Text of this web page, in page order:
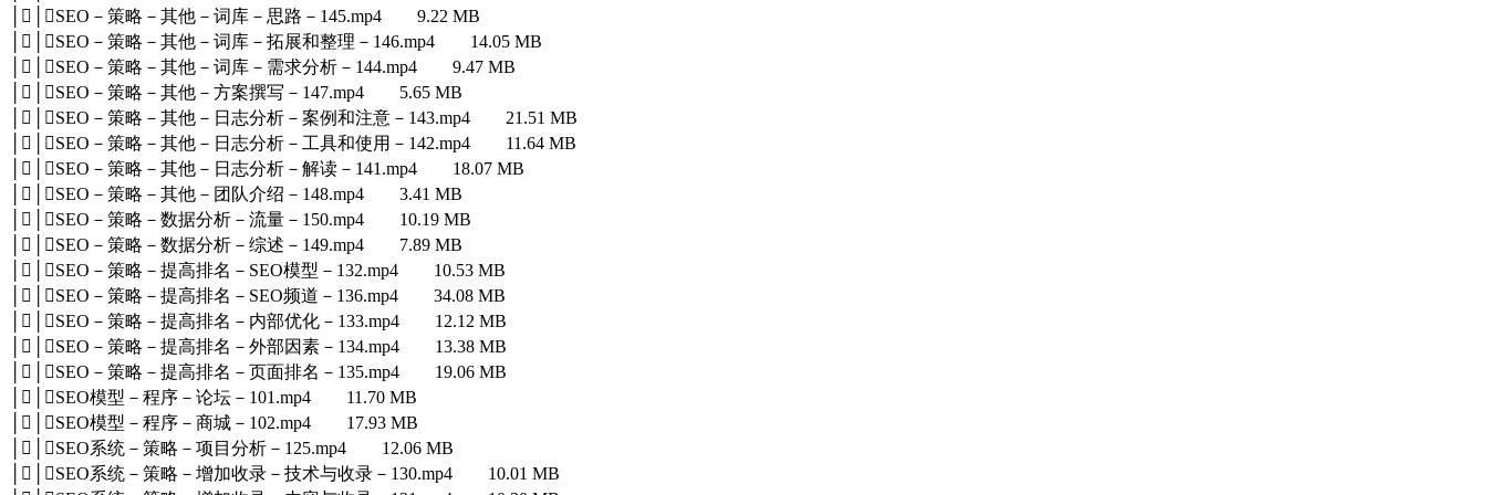
││SEO－策略－其他－词库－思路－145.mp4 9.22 MB
││SEO－策略－其他－词库－拓展和整理－146.mp4 14.05 MB
││SEO－策略－其他－词库－需求分析－144.mp4 9.47 MB
││SEO－策略－其他－方案撰写－147.mp4 5.65 MB
││SEO－策略－其他－日志分析－案例和注意－143.mp4 21.51 MB
││SEO－策略－其他－日志分析－工具和使用－142.mp4 11.64 MB
││SEO－策略－其他－日志分析－解读－141.mp4 18.07 MB
││SEO－策略－其他－团队介绍－148.mp4 3.41 MB
││SEO－策略－数据分析－流量－150.mp4 10.19 MB
││SEO－策略－数据分析－综述－149.mp4 7.89 MB
││SEO－策略－提高排名－SEO模型－132.mp4 10.53 MB
││SEO－策略－提高排名－SEO频道－136.mp4 34.08 MB
││SEO－策略－提高排名－内部优化－133.mp4 12.12 MB
││SEO－策略－提高排名－外部因素－134.mp4 13.38 MB
││SEO－策略－提高排名－页面排名－135.mp4 19.06 MB
││SEO模型－程序－论坛－101.mp4 11.70 MB
││SEO模型－程序－商城－102.mp4 17.93 MB
││SEO系统－策略－项目分析－125.mp4 12.06 MB
││SEO系统－策略－增加收录－技术与收录－130.mp4 10.01 MB